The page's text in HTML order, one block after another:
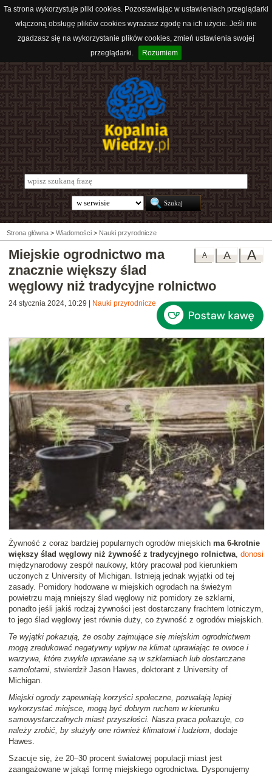
Ta strona wykorzystuje pliki cookies. Pozostawiając w ustawieniach przeglądarki
włączoną obsługę plików cookies wyrażasz zgodę na ich użycie. Jeśli nie
zgadzasz się na wykorzystanie plików cookies, zmień ustawienia swojej
przeglądarki.
Rozumiem
Strona główna > Wiadomości > Nauki przyrodnicze
A
A
A
Miejskie ogrodnictwo ma
znacznie większy ślad
węglowy niż tradycyjne rolnictwo
24 stycznia 2024, 10:29 Nauki przyrodnicze
Żywność z coraz bardziej popularnych ogrodów miejskich ma 6-krotnie
większy ślad węglowy niż żywność z tradycyjnego rolnictwa, donosi
międzynarodowy zespół naukowy, który pracował pod kierunkiem
uczonych z University of Michigan. Istnieją jednak wyjątki od tej
zasady. Pomidory hodowane w miejskich ogrodach na świeżym
powietrzu mają mniejszy ślad węglowy niż pomidory ze szklarni,
ponadto jeśli jakiś rodzaj żywności jest dostarczany frachtem lotniczym,
to jego ślad węglowy jest równie duży, co żywność z ogrodów miejskich.
Te wyjątki pokazują, że osoby zajmujące się miejskim ogrodnictwem
mogą zredukować negatywny wpływ na klimat uprawiając te owoce i
warzywa, które zwykle uprawiane są w szklarniach lub dostarczane
samolotami, stwierdził Jason Hawes, doktorant z University of
Michigan.
Miejski ogrody zapewniają korzyści społeczne, pozwalają lepiej
wykorzystać miejsce, mogą być dobrym ruchem w kierunku
samowystarczalnych miast przyszłości. Nasza praca pokazuje, co
należy zrobić, by służyły one również klimatowi i ludziom, dodaje
Hawes.
Szacuje się, że 20–30 procent światowej populacji miast jest
zaangażowane w jakąś formę miejskiego ogrodnictwa. Dysponujemy